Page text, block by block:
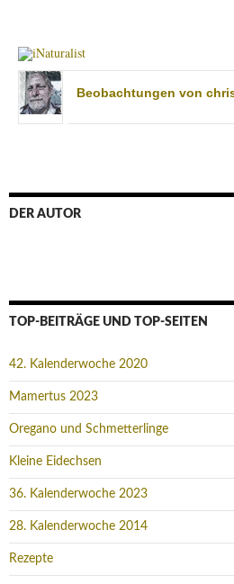
Beobachtungen von
DER AUTOR
TOP-BEITRÄGE UND TOP-SEITEN
42. Kalenderwoche 2020
Mamertus 2023
Oregano und Schmetterlinge
Kleine Eidechsen
36. Kalenderwoche 2023
28. Kalenderwoche 2014
Rezepte